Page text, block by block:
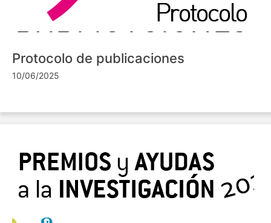
Protocolo de publicaciones
10/06/2025